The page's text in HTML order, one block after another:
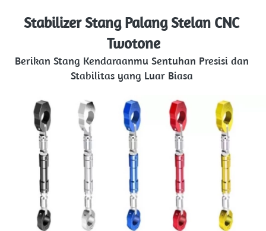
Stabilizer Stang Palang Stelan CNC
Twotone
Berikan Stang Kendaraanmu Sentuhan Presisi dan
Stabilitas yang Luar Biasa